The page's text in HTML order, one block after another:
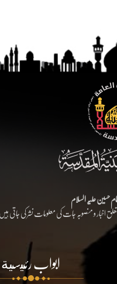
حسین علیہ السلام
اخبار و منصوبہ جات کی معلومات نشر کی جاتی ہیں
ابواب رئيسية